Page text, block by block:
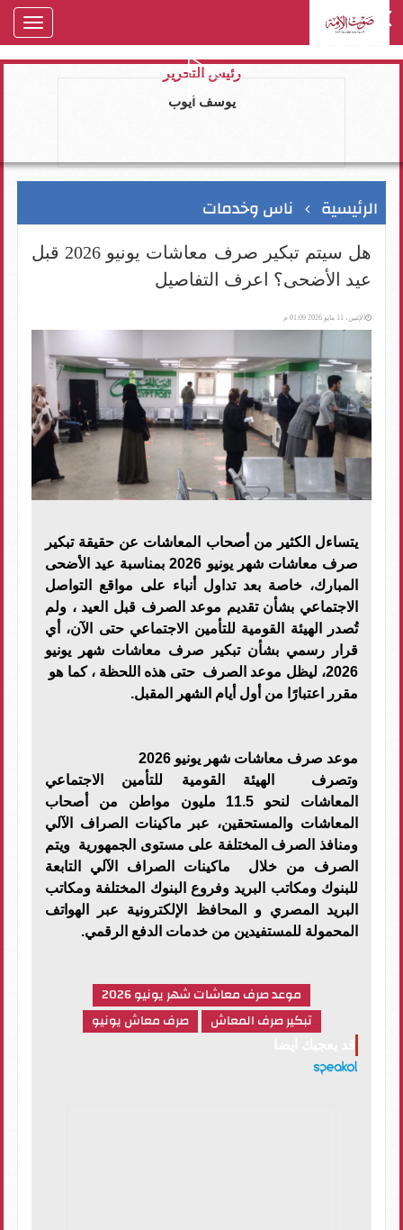
رئيس التحرير
يوسف ايوب
الرئيسية ناس وخدمات
هل سيتم تبكير صرف معاشات يونيو 2026 قبل
عيد الأضحى؟ اعرف التفاصيل
الإثنين، 11 مايو 2026 01:09 م
يتساءل الكثير من أصحاب المعاشات عن حقيقة تبكير
صرف معاشات شهر يونيو 2026 بمناسبة عيد الأضحى
المبارك، خاصة بعد تداول أنباء على مواقع التواصل
الاجتماعي بشأن تقديم موعد الصرف قبل العيد ، ولم
تُصدر الهيئة القومية للتأمين الاجتماعي حتى الآن، أي
قرار رسمي بشأن تبكير صرف معاشات شهر يونيو
2026، ليظل موعد الصرف حتى هذه اللحظة ، كما هو
مقرر اعتبارًا من أول أيام الشهر المقبل.
موعد صرف معاشات شهر يونيو 2026
وتصرف الهيئة القومية للتأمين الاجتماعي
المعاشات لنحو 11.5 مليون مواطن من أصحاب
المعاشات والمستحقين، عبر ماكينات الصراف الآلي
ومنافذ الصرف المختلفة على مستوى الجمهورية ويتم
الصرف من خلال ماكينات الصراف الآلي التابعة
للبنوك ومكاتب البريد وفروع البنوك المختلفة ومكاتب
البريد المصري و المحافظ الإلكترونية عبر الهواتف
المحمولة للمستفيدين من خدمات الدفع الرقمي.
موعد صرف معاشات شهر يونيو 2026
تبكير صرف المعاش
صرف معاش يونيو